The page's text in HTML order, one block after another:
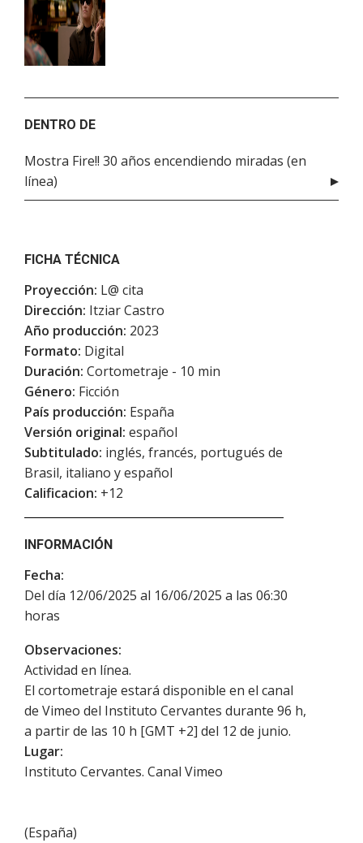
DENTRO DE
Mostra Fire!! 30 años encendiendo miradas (en
línea)
FICHA TÉCNICA
Proyección: L@ cita
Dirección: Itziar Castro
Año producción: 2023
Formato: Digital
Duración: Cortometraje - 10 min
Género: Ficción
País producción: España
Versión original: español
Subtitulado: inglés, francés, portugués de
Brasil, italiano y español
Calificacion: +12
INFORMACIÓN
Fecha:
Del día 12/06/2025 al 16/06/2025 a las 06:30
horas
Observaciones:
Actividad en línea.
El cortometraje estará disponible en el canal
de Vimeo del Instituto Cervantes durante 96 h,
a partir de las 10 h [GMT +2] del 12 de junio.
Lugar:
Instituto Cervantes. Canal Vimeo
(España)